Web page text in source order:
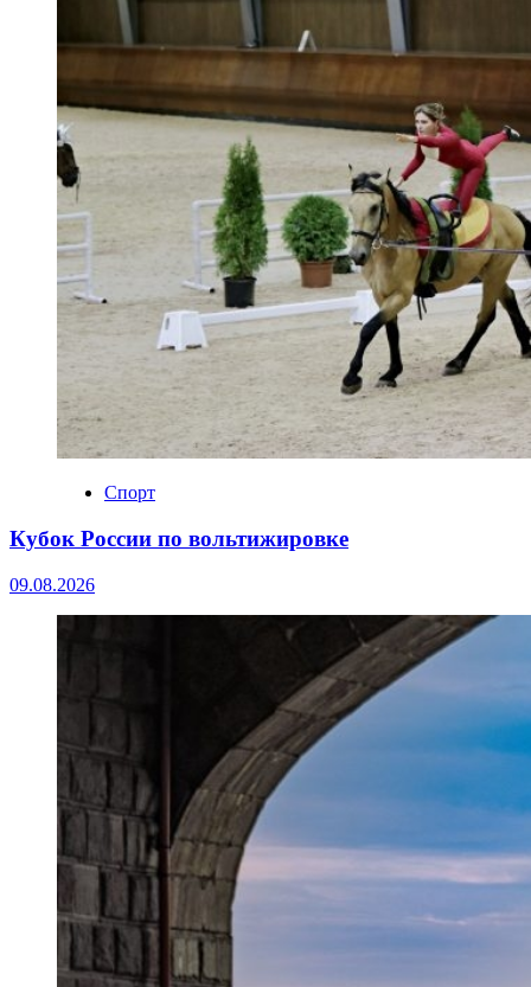
Спорт
Кубок России по вольтижировке
09.08.2026